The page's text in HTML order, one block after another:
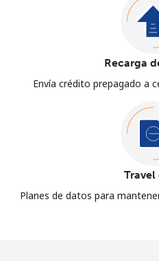
Recarga
Envía crédito prepagado a
Travel
Planes de datos para